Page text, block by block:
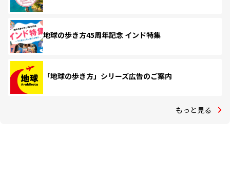
地球の歩き方45周年記念 インド特集
「地球の歩き方」シリーズ広告のご案内
もっと見る